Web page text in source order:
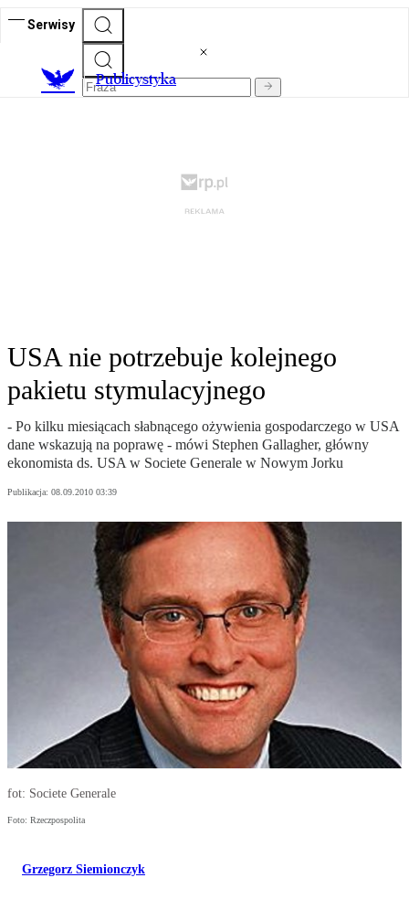
Serwisy
Publicystyka
USA nie potrzebuje kolejnego
pakietu stymulacyjnego
- Po kilku miesiącach słabnącego ożywienia gospodarczego w USA
dane wskazują na poprawę - mówi Stephen Gallagher, główny
ekonomista ds. USA w Societe Generale w Nowym Jorku
Publikacja: 08.09.2010 03:39
fot: Societe Generale
Foto: Rzeczpospolita
Grzegorz Siemionczyk